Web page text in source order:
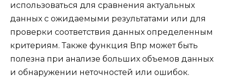
использоваться для сравнения актуальных
данных с ожидаемыми результатами или для
проверки соответствия данных определенным
критериям. Также функция Впр может быть
полезна при анализе больших объемов данных
и обнаружении неточностей или ошибок.